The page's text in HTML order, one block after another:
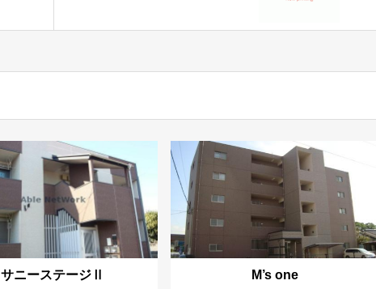
サニーステージⅡ M’s one